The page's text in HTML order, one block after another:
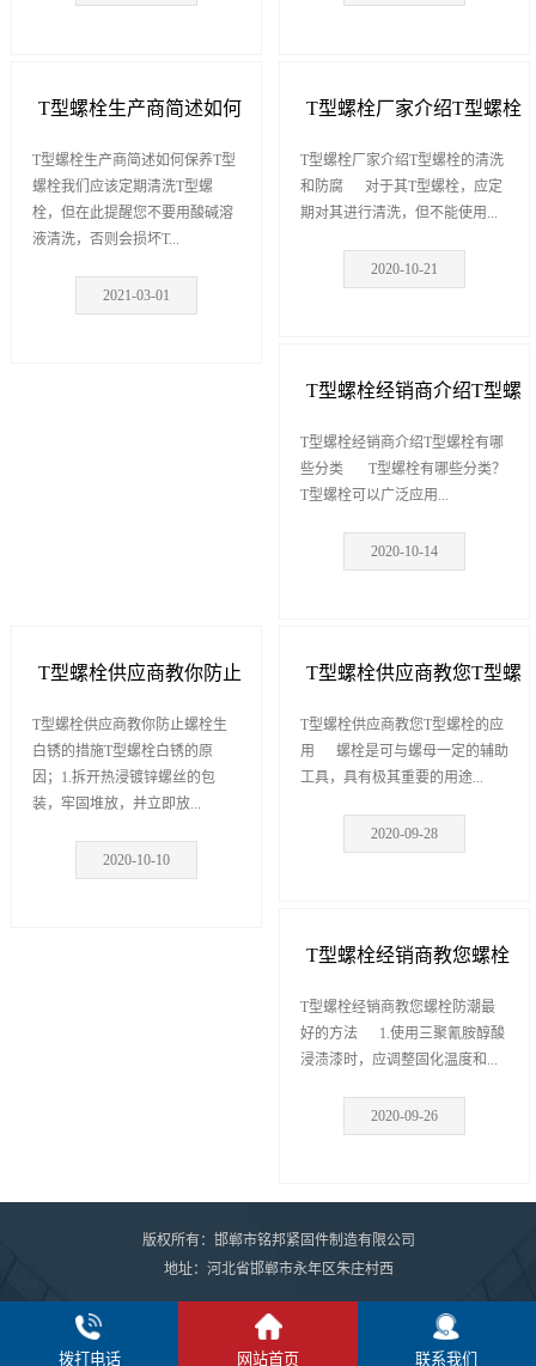
T型螺栓生产商简述如何
保养T型螺栓
T型螺栓生产商简述如何保养T型
螺栓我们应该定期清洗T型螺
栓，但在此提醒您不要用酸碱溶
液清洗，否则会损坏T...
2021-03-01
T型螺栓厂家介绍T型螺栓
的清洗和防腐
T型螺栓厂家介绍T型螺栓的清洗
和防腐 对于其T型螺栓，应定
期对其进行清洗，但不能使用...
2020-10-21
T型螺栓经销商介绍T型螺
栓有哪些分类
T型螺栓经销商介绍T型螺栓有哪
些分类 T型螺栓有哪些分类？
T型螺栓可以广泛应用...
2020-10-14
T型螺栓供应商教你防止
螺栓生白锈的措施
T型螺栓供应商教你防止螺栓生
白锈的措施T型螺栓白锈的原
因；1.拆开热浸镀锌螺丝的包
装，牢固堆放，并立即放...
2020-10-10
T型螺栓供应商教您T型螺
栓的应用
T型螺栓供应商教您T型螺栓的应
用 螺栓是可与螺母一定的辅助
工具，具有极其重要的用途...
2020-09-28
T型螺栓经销商教您螺栓
防潮最好的方法
T型螺栓经销商教您螺栓防潮最
好的方法 1.使用三聚氰胺醇酸
浸渍漆时，应调整固化温度和...
2020-09-26
版权所有：邯郸市铭邦紧固件制造有限公司
地址：河北省邯郸市永年区朱庄村西
拨打电话 网站首页 联系我们